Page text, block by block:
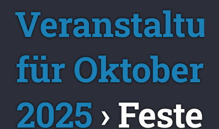
für Oktober
2025 › Feste